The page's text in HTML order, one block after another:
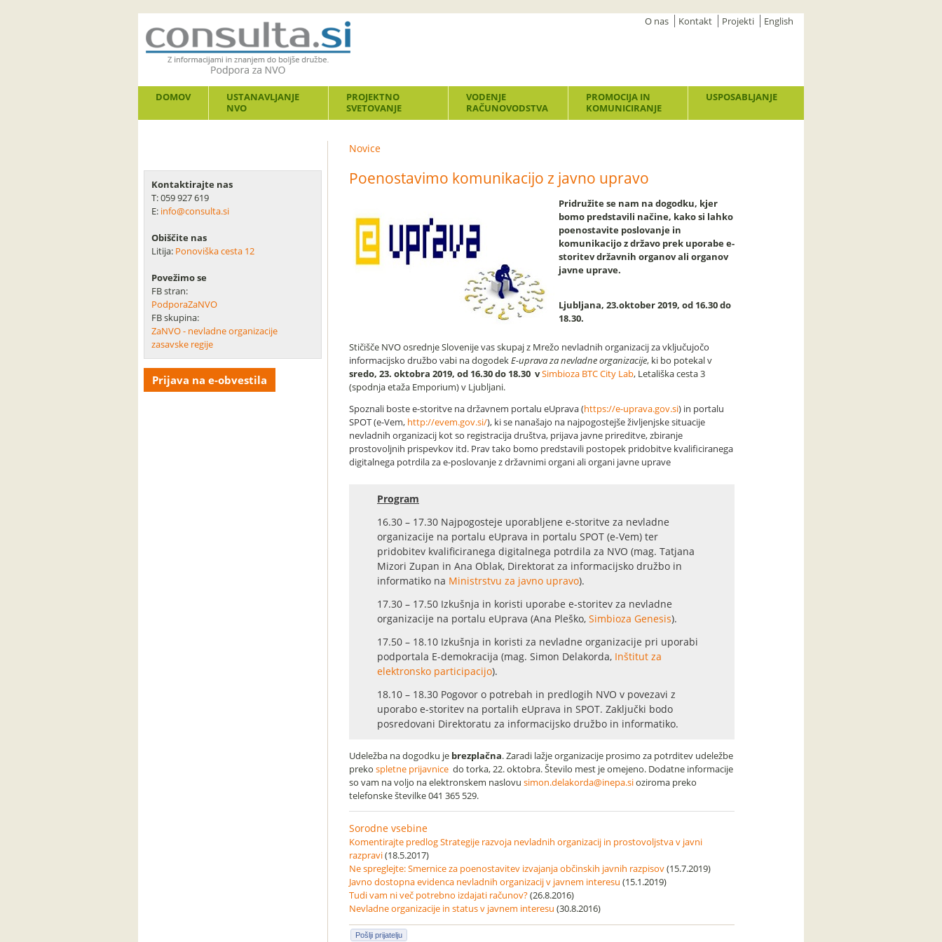
O nas Kontakt Projekti English
DOMOV
USTANAVLJANJE
NVO
PROJEKTNO
SVETOVANJE
VODENJE
RAČUNOVODSTVA
PROMOCIJA IN
KOMUNICIRANJE
USPOSABLJANJE
Kontaktirajte nas
T: 059 927 619
E: info@consulta.si
Obiščite nas
Litija: Ponoviška cesta 12
Povežimo se
FB stran:
PodporaZaNVO
FB skupina:
ZaNVO - nevladne organizacije
zasavske regije
Prijava na e-obvestila
Novice
Poenostavimo komunikacijo z javno upravo
Pridružite se nam na dogodku, kjer
bomo predstavili načine, kako si lahko
poenostavite poslovanje in
komunikacijo z državo prek uporabe e-
storitev državnih organov ali organov
javne uprave.
Ljubljana, 23.oktober 2019, od 16.30 do
18.30.
Stičišče NVO osrednje Slovenije vas skupaj z Mrežo nevladnih organizacij za vključujočo
informacijsko družbo vabi na dogodekE-uprava za nevladne organizacije, ki bo potekal v
sredo, 23. oktobra 2019, od 16.30 do 18.30 vSimbioza BTC City Lab, Letališka cesta 3
(spodnja etaža Emporium) v Ljubljani.
Spoznali boste e-storitve na državnem portalu eUprava (https://e-uprava.gov.si) in portalu
SPOT (e-Vem, http://evem.gov.si/), ki se nanašajo na najpogostejše življenjske situacije
nevladnih organizacij kot so registracija društva, prijava javne prireditve, zbiranje
prostovoljnih prispevkov itd. Prav tako bomo predstavili postopek pridobitve kvalificiranega
digitalnega potrdila za e-poslovanje z državnimi organi ali organi javne uprave
Program
16.30 – 17.30 Najpogosteje uporabljene e-storitve za nevladne
organizacije na portalu eUprava in portalu SPOT (e-Vem) ter
pridobitev kvalificiranega digitalnega potrdila za NVO (mag. Tatjana
Mizori Zupan in Ana Oblak, Direktorat za informacijsko družbo in
informatiko na Ministrstvu za javno upravo).
17.30 – 17.50 Izkušnja in koristi uporabe e-storitev za nevladne
organizacije na portalu eUprava (Ana Pleško, Simbioza Genesis).
17.50 – 18.10 Izkušnja in koristi za nevladne organizacije pri uporabi
podportala E-demokracija (mag. Simon Delakorda, Inštitut za
elektronsko participacijo).
18.10 – 18.30 Pogovor o potrebah in predlogih NVO v povezavi z
uporabo e-storitev na portalih eUprava in SPOT. Zaključki bodo
posredovani Direktoratu za informacijsko družbo in informatiko.
Udeležba na dogodku je brezplačna. Zaradi lažje organizacije prosimo za potrditev udeležbe
preko spletne prijavnice do torka, 22. oktobra. Število mest je omejeno. Dodatne informacije
so vam na voljo na elektronskem naslovu simon.delakorda@inepa.sioziroma preko
telefonske številke 041 365 529.
Sorodne vsebine
Komentirajte predlog Strategije razvoja nevladnih organizacij in prostovoljstva v javni
razpravi(18.5.2017)
Ne spreglejte: Smernice za poenostavitev izvajanja občinskih javnih razpisov(15.7.2019)
Javno dostopna evidenca nevladnih organizacij v javnem interesu (15.1.2019)
Tudi vam ni več potrebno izdajati računov?(26.8.2016)
Nevladne organizacije in status v javnem interesu (30.8.2016)
Pošlji prijatelju